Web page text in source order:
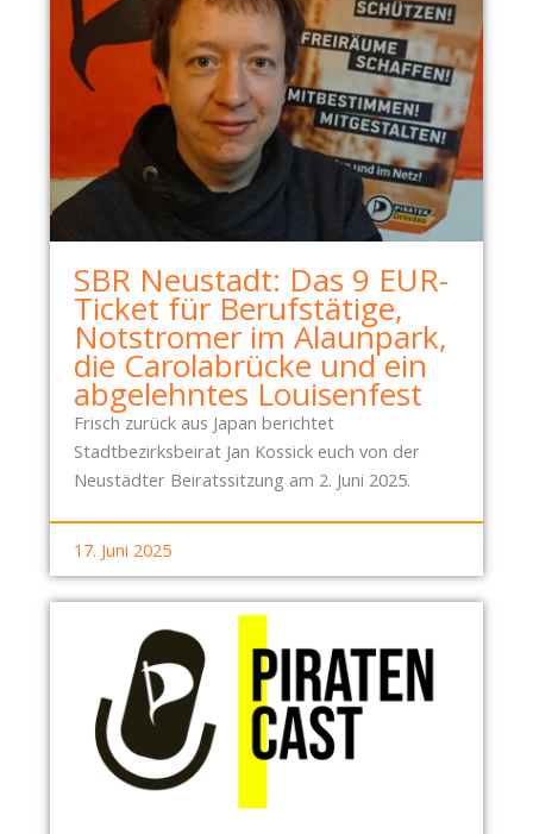
SBR Neustadt: Das 9 EUR-
Ticket für Berufstätige,
Notstromer im Alaunpark,
die Carolabrücke und ein
abgelehntes Louisenfest
Frisch zurück aus Japan berichtet
Stadtbezirksbeirat Jan Kossick euch von der
Neustädter Beiratssitzung am 2. Juni 2025.
17. Juni 2025